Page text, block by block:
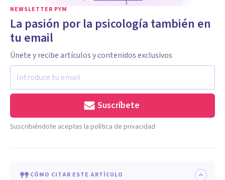
NEWSLETTER PYM
La pasión por la psicología también en
tu email
Únete y recibe artículos y contenidos exclusivos
Suscríbete
Suscribiéndote aceptas la política de privacidad
CÓMO CITAR ESTE ARTÍCULO